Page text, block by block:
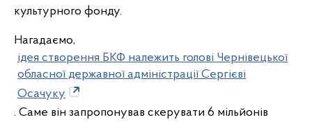
культурного фонду.
Нагадаємо,
ідея створення БКФ належить голові Чернівецької
обласної державної адміністрації Сергієві
Осачуку
. Саме він запропонував скерувати 6 мільйонів